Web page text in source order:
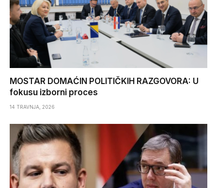
MOSTAR DOMAĆIN POLITIČKIH RAZGOVORA: U
fokusu izborni proces
14 TRAVNJA, 2026